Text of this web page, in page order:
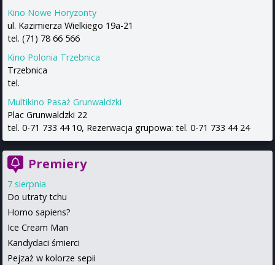
Kino Nowe Horyzonty
ul. Kazimierza Wielkiego 19a-21
tel. (71) 78 66 566
Kino Polonia Trzebnica
Trzebnica
tel.
Multikino Pasaż Grunwaldzki
Plac Grunwaldzki 22
tel. 0-71 733 44 10, Rezerwacja grupowa: tel. 0-71 733 44 24
Premiery
7 sierpnia
Do utraty tchu
Homo sapiens?
Ice Cream Man
Kandydaci śmierci
Pejzaż w kolorze sepii